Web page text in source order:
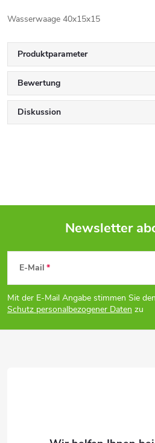
Wasserwaage 40x15x15
Produktparameter
Bewertung
Diskussion
F
u
ß
Newsletter
E-Mail
Mit der E-Mail Angabe stimmen Sie den
Schutz personalbezogener Daten zu